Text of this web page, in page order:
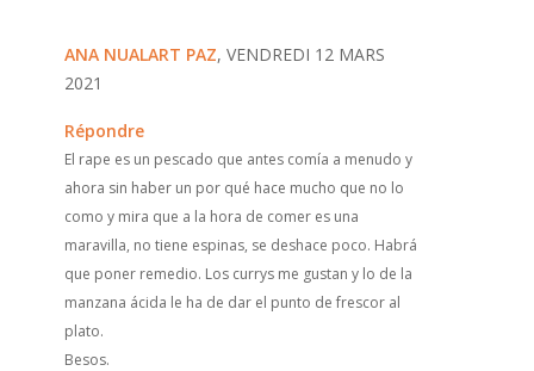
ANA NUALART PAZ, VENDREDI 12 MARS
2021
Répondre
El rape es un pescado que antes comía a menudo y
ahora sin haber un por qué hace mucho que no lo
como y mira que a la hora de comer es una
maravilla, no tiene espinas, se deshace poco. Habrá
que poner remedio. Los currys me gustan y lo de la
manzana ácida le ha de dar el punto de frescor al
plato.
Besos.